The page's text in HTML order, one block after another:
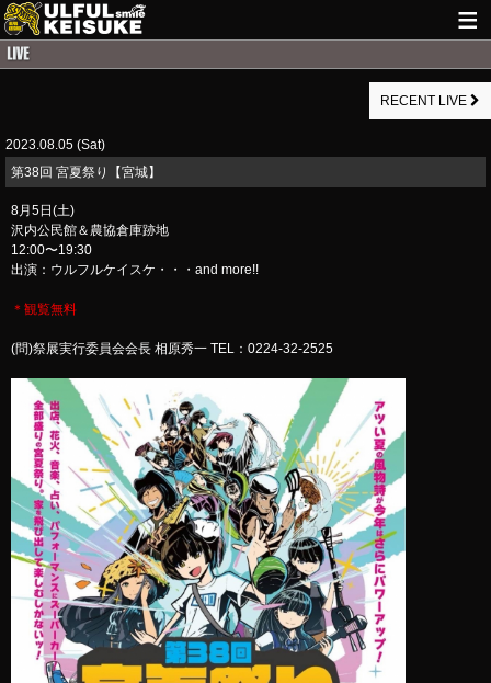
GUITAR WORKS
MAIL
RECENT LIVE
2023.08.05 (Sat)
​第38回 宮夏祭り【宮城】
8月5日(土)
沢内公民館＆農協倉庫跡地
12:00〜19:30
出演：ウルフルケイスケ・・・and more!!
＊観覧無料
(問)祭展実行委員会会長 相原秀一 TEL：0224-32-2525